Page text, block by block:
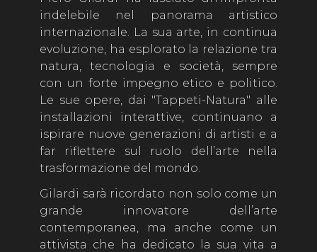
indelebile nel panorama artistico
internazionale. La sua arte, in continua
evoluzione, ha esplorato la relazione tra
natura, tecnologia e società, sempre
con un forte impegno etico e politico.
Le sue opere, dai "Tappeti-Natura" alle
installazioni interattive, continuano a
ispirare nuove generazioni di artisti e a
far riflettere sul ruolo dell’arte nella
trasformazione del mondo.
Gilardi sarà ricordato non solo come un
grande innovatore dell’arte
contemporanea, ma anche come un
attivista che ha dedicato la sua vita a